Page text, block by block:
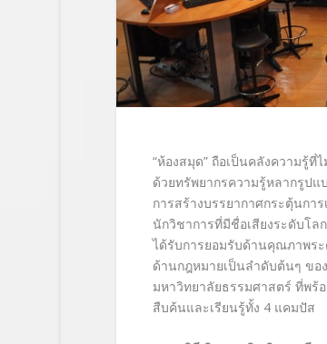
“ห้องสมุด” ถือเป็นคลังความรู้
ด้วยทรัพยากรความรู้หลากรูป
การสร้างบรรยากาศกระตุ้นกา
นักวิชาการที่มีชื่อเสียงระดับโ
ได้รับการยอมรับด้านคุณภาพร
ด้านกฎหมายเป็นลำดับต้นๆ ขอ
มหาวิทยาลัยธรรมศาสตร์ ที่พร้
สืบค้นและเรียนรู้ทั้ง 4 แคมปัส